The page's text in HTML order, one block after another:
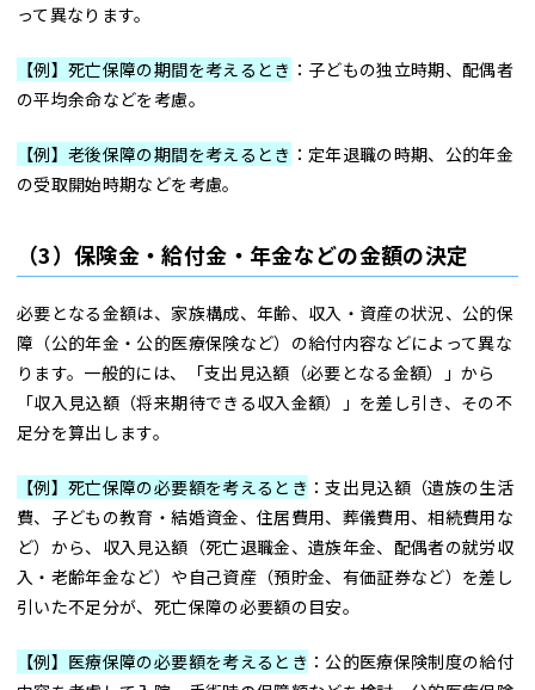
って異なります。
【例】死亡保障の期間を考えるとき ：子どもの独立時期、配偶者
の平均余命などを考慮。
【例】老後保障の期間を考えるとき ：定年退職の時期、公的年金
の受取開始時期などを考慮。
（3）保険金・給付金・年金などの金額の決定
必要となる金額は、家族構成、年齢、収入・資産の状況、公的保
障（公的年金・公的医療保険など）の給付内容などによって異な
ります。一般的には、「支出見込額（必要となる金額）」から
「収入見込額（将来期待できる収入金額）」を差し引き、その不
足分を算出します。
【例】死亡保障の必要額を考えるとき ：支出見込額（遺族の生活
費、子どもの教育・結婚資金、住居費用、葬儀費用、相続費用な
ど）から、収入見込額（死亡退職金、遺族年金、配偶者の就労収
入・老齢年金など）や自己資産（預貯金、有価証券など）を差し
引いた不足分が、死亡保障の必要額の目安。
【例】医療保障の必要額を考えるとき ：公的医療保険制度の給付